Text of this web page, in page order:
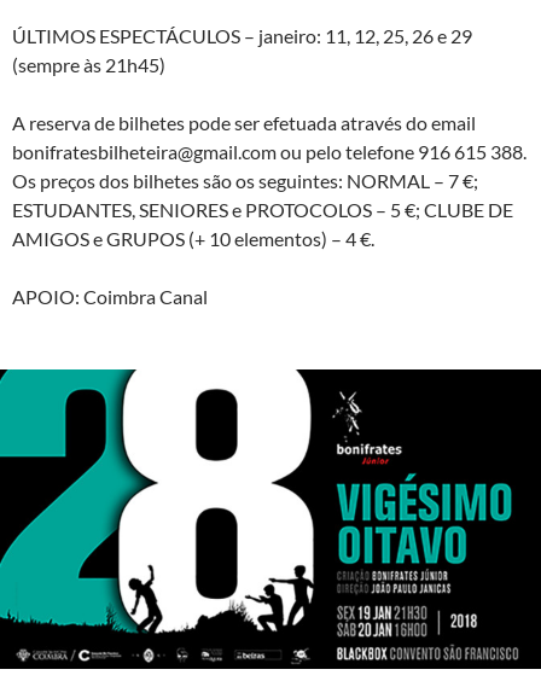
ÚLTIMOS ESPECTÁCULOS – janeiro: 11, 12, 25, 26 e 29
(sempre às 21h45)
A reserva de bilhetes pode ser efetuada através do email
bonifratesbilheteira@gmail.com ou pelo telefone 916 615 388.
Os preços dos bilhetes são os seguintes: NORMAL – 7 €;
ESTUDANTES, SENIORES e PROTOCOLOS – 5 €; CLUBE DE
AMIGOS e GRUPOS (+ 10 elementos) – 4 €.
APOIO: Coimbra Canal